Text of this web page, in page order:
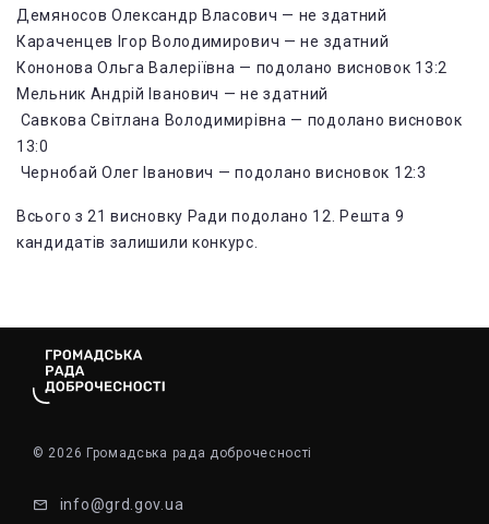
Демяносов Олександр Власович — не здатний
Караченцев Ігор Володимирович — не здатний
Кононова Ольга Валеріївна — подолано висновок 13:2
Мельник Андрій Іванович — не здатний
Савкова Світлана Володимирівна — подолано висновок
13:0
Чернобай Олег Іванович — подолано висновок 12:3
Всього з 21 висновку Ради подолано 12. Решта 9
кандидатів залишили конкурс.
© 2026 Громадська рада доброчесності
info@grd.gov.ua